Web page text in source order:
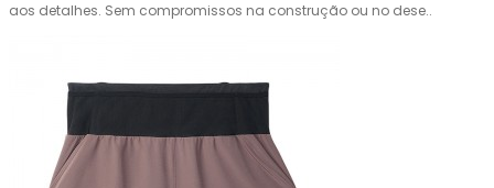
aos detalhes. Sem compromissos na construção ou no dese..